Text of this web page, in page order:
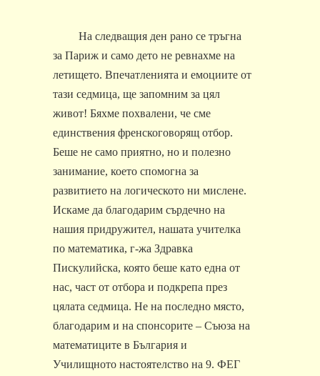
На следващия ден рано се тръгна
за Париж и само дето не ревнахме на
летището. Впечатленията и емоциите от
тази седмица, ще запомним за цял
живот! Бяхме похвалени, че сме
единствения френскоговорящ отбор.
Беше не само приятно, но и полезно
занимание, което спомогна за
развитието на логическото ни мислене.
Искаме да благодарим сърдечно на
нашия придружител, нашата учителка
по математика, г-жа Здравка
Пискулийска, която беше като една от
нас, част от отбора и подкрепа през
цялата седмица. Не на последно място,
благодарим и на спонсорите – Съюза на
математиците в България и
Училищното настоятелство на 9. ФЕГ